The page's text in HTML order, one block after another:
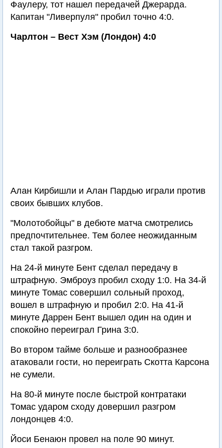
Фаулеру, тот нашел передачей Джерарда.
Капитан "Ливерпуля" пробил точно 4:0.
Чарлтон – Вест Хэм (Лондон) 4:0
Алан Кирбишли и Алан Пардью играли против
своих бывших клубов.
"Молотобойцы" в дебюте матча смотрелись
предпочтительнее. Тем более неожиданным
стал такой разгром.
На 24-й минуте Бент сделал передачу в
штрафную. Эмброуз пробил сходу 1:0. На 34-й
минуте Томас совершил сольный проход,
вошел в штрафную и пробил 2:0. На 41-й
минуте Даррен Бент вышел один на один и
спокойно переиграл Грина 3:0.
Во втором тайме больше и разнообразнее
атаковали гости, но переиграть Скотта Карсона
не сумели.
На 80-й минуте после быстрой контратаки
Томас ударом сходу довершил разгром
лондонцев 4:0.
Йоси Бенаюн провел на поле 90 минут.